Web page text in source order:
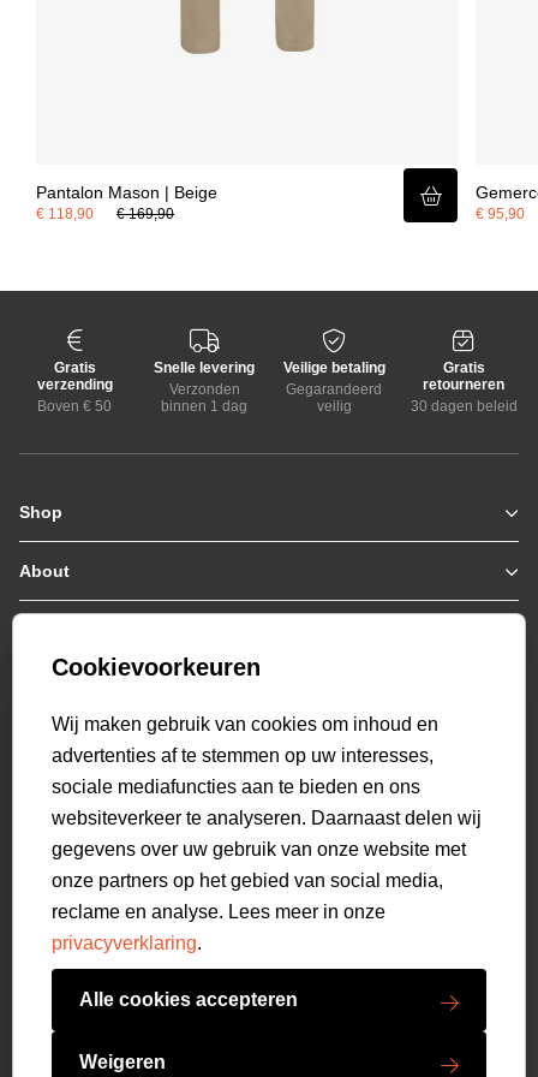
Pantalon Mason | Beige
€ 118,90 € 169,90 € 95,90
Gratis
verzending
Boven € 50
Snelle levering
Verzonden
binnen 1 dag
Veilige betaling
Gegarandeerd
veilig
Gratis
retourneren
30 dagen beleid
Shop
Zomerjassen
Jassen / Coats
Colberts
Hoodies
Polo's
T-shirts
Overshirts
Overhemden
Sweatpants
Broeken
Short sweatpants
Shorts
Schoenen
Swimwear
Accessoires
About
Who we are
Genti X PSV
Bestellen & Betalen
Retourneren
Veelgestelde vragen
Mijn Account
beoordelingen
Cookievoorkeuren
Wij maken gebruik van cookies om inhoud en
advertenties af te stemmen op uw interesses,
sociale mediafuncties aan te bieden en ons
websiteverkeer te analyseren. Daarnaast delen wij
gegevens over uw gebruik van onze website met
onze partners op het gebied van social media,
reclame en analyse. Lees meer in onze
privacyverklaring.
Alle cookies accepteren
Weigeren